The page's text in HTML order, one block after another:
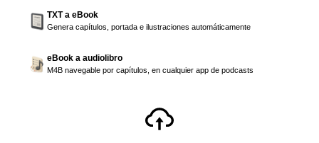
TXT a eBook
Genera capítulos, portada e ilustraciones automáticamente
eBook a audiolibro
M4B navegable por capítulos, en cualquier app de podcasts